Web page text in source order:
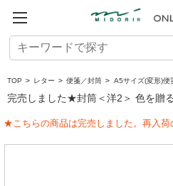
TOP > レター > 便箋／封筒 > A5サイズ(変形)便
完売しました★封筒＜洋2＞ 色を贈
★こちらの商品は完売しました。再入荷